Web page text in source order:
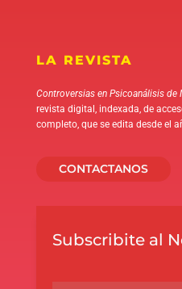
LA REVISTA
Controversias en Psicoanálisis de
revista digital, indexada, de
completo, que se edita desde el
CONTACTANOS
Subscribite al